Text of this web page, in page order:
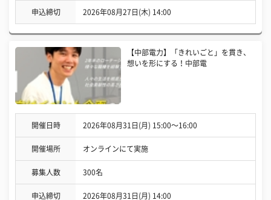
申込締切 2026年08月27日(木) 14:00
【中部電力】「きれいごと」を貫き、
想いを形にする！中部電
開催日時 2026年08月31日(月) 15:00〜16:00
開催場所 オンラインにて実施
募集人数 300名
申込締切 2026年08月31日(月) 14:00